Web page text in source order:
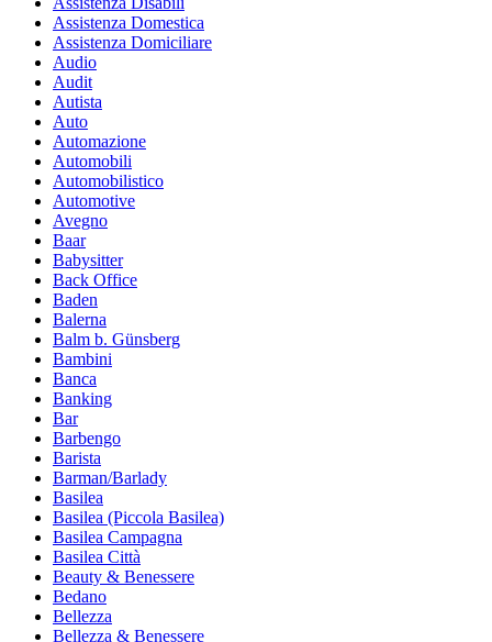
Assistenza Domestica
Assistenza Domiciliare
Audio
Audit
Autista
Auto
Automazione
Automobili
Automobilistico
Automotive
Avegno
Baar
Babysitter
Back Office
Baden
Balerna
Balm b. Günsberg
Bambini
Banca
Banking
Bar
Barbengo
Barista
Barman/Barlady
Basilea
Basilea (Piccola Basilea)
Basilea Campagna
Basilea Città
Beauty & Benessere
Bedano
Bellezza
Bellezza & Benessere